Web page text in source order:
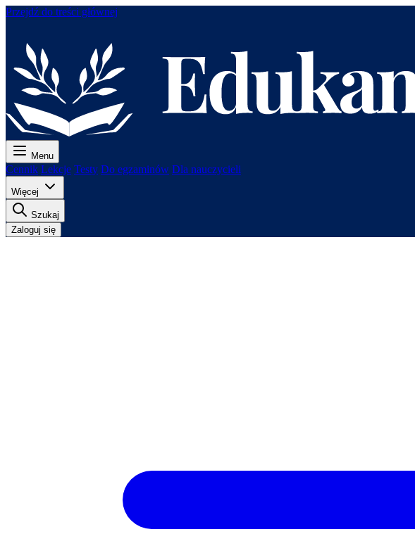
Przejdź do treści głównej
Menu
Cennik Lekcje Testy Do egzaminów Dla nauczycieli
Więcej
Szukaj
Zaloguj się